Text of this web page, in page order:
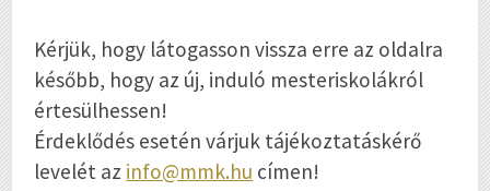
Kérjük, hogy látogasson vissza erre az oldalra
később, hogy az új, induló mesteriskolákról
értesülhessen!
Érdeklődés esetén várjuk tájékoztatáskérő
levelét az info@mmk.hu címen!